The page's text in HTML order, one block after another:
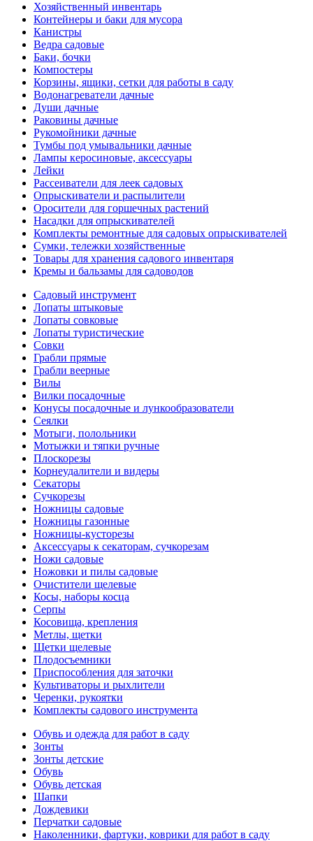
Хозяйственный инвентарь
Контейнеры и баки для мусора
Канистры
Ведра садовые
Баки, бочки
Компостеры
Корзины, ящики, сетки для работы в саду
Водонагреватели дачные
Души дачные
Раковины дачные
Рукомойники дачные
Тумбы под умывальники дачные
Лампы керосиновые, аксессуары
Лейки
Рассеиватели для леек садовых
Опрыскиватели и распылители
Оросители для горшечных растений
Насадки для опрыскивателей
Комплекты ремонтные для садовых опрыскивателей
Сумки, тележки хозяйственные
Товары для хранения садового инвентаря
Кремы и бальзамы для садоводов
Садовый инструмент
Лопаты штыковые
Лопаты совковые
Лопаты туристические
Совки
Грабли прямые
Грабли веерные
Вилы
Вилки посадочные
Конусы посадочные и лункообразователи
Сеялки
Мотыги, полольники
Мотыжки и тяпки ручные
Плоскорезы
Корнеудалители и видеры
Секаторы
Сучкорезы
Ножницы садовые
Ножницы газонные
Ножницы-кусторезы
Аксессуары к секаторам, сучкорезам
Ножи садовые
Ножовки и пилы садовые
Очистители щелевые
Косы, наборы косца
Серпы
Косовища, крепления
Метлы, щетки
Щетки щелевые
Плодосъемники
Приспособления для заточки
Культиваторы и рыхлители
Черенки, рукоятки
Комплекты садового инструмента
Обувь и одежда для работ в саду
Зонты
Зонты детские
Обувь
Обувь детская
Шапки
Дождевики
Перчатки садовые
Наколенники, фартуки, коврики для работ в саду